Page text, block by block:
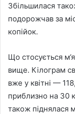
Збільшилася
подорожчав за
копійок.
Що стосується
вище. Кілограм
вже у квітні —
приблизно на 30
також піднялася